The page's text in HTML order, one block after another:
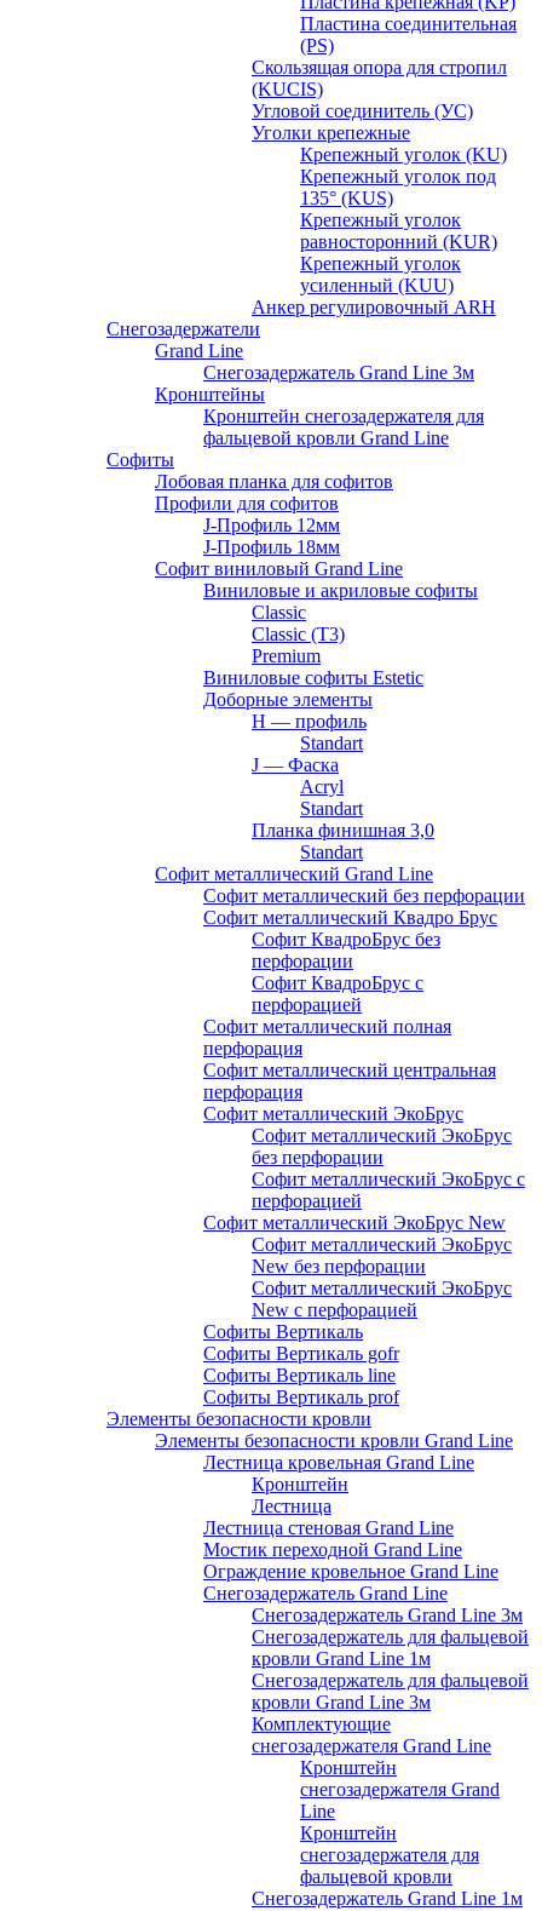
Пластина соединительная
(PS)
Скользящая опора для стропил
(KUCIS)
Угловой соединитель (УС)
Уголки крепежныe
Крепежный уголок (KU)
Крепежный уголок под
135° (KUS)
Крепежный уголок
равносторонний (KUR)
Крепежный уголок
усиленный (KUU)
Анкер регулировочный ARH
Снегозадержатели
Grand Line
Снегозадержатель Grand Line 3м
Кронштейны
Кронштейн снегозадержателя для
фальцевой кровли Grand Line
Софиты
Лобовая планка для софитов
Профили для софитов
J-Профиль 12мм
J-Профиль 18мм
Софит виниловый Grand Line
Виниловые и акриловые софиты
Classic
Classic (T3)
Premium
Виниловые софиты Estetic
Доборные элементы
H — профиль
Standart
J — Фаска
Acryl
Standart
Планка финишная 3,0
Standart
Софит металлический Grand Line
Софит металлический без перфорации
Софит металлический Квадро Брус
Софит КвадроБрус без
перфорации
Софит КвадроБрус с
перфорацией
Софит металлический полная
перфорация
Софит металлический центральная
перфорация
Софит металлический ЭкоБрус
Софит металлический ЭкоБрус
без перфорации
Софит металлический ЭкоБрус с
перфорацией
Софит металлический ЭкоБрус New
Софит металлический ЭкоБрус
New без перфорации
Софит металлический ЭкоБрус
New с перфорацией
Софиты Вертикаль
Софиты Вертикаль gofr
Софиты Вертикаль line
Софиты Вертикаль prof
Элементы безопасности кровли
Элементы безопасности кровли Grand Line
Лестница кровельная Grand Line
Кронштейн
Лестница
Лестница стеновая Grand Line
Мостик переходной Grand Line
Ограждение кровельное Grand Line
Снегозадержатель Grand Line
Снегозадержатель Grand Line 3м
Снегозадержатель для фальцевой
кровли Grand Line 1м
Снегозадержатель для фальцевой
кровли Grand Line 3м
Комплектующие
снегозадержателя Grand Line
Кронштейн
снегозадержателя Grand
Line
Кронштейн
снегозадержателя для
фальцевой кровли
Снегозадержатель Grand Line 1м